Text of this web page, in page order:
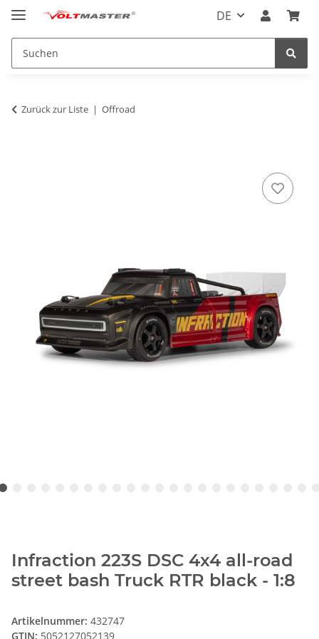
DE
Zurück zur Liste Offroad
Infraction 223S DSC 4x4 all-road
street bash Truck RTR black - 1:8
Artikelnummer: 432747
GTIN: 5052127052139